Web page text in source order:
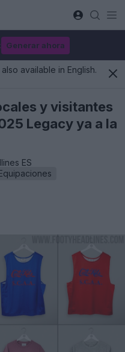
Generar ahora
available in English.
y visitantes
Legacy ya a la
ES